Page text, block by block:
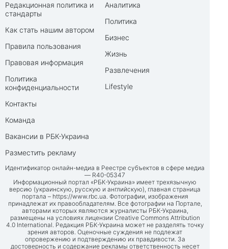
Редакционная политика и
стандарты
Как стать нашим автором
Правила пользования
Правовая информация
Политика
конфиденциальности
Контакты
Команда
Вакансии в РБК-Украина
Разместить рекламу
Аналитика
Политика
Бизнес
Жизнь
Развлечения
Lifestyle
Идентификатор онлайн-медиа в Реестре субъектов в сфере медиа
— R40-05347
Информационный портал «РБК-Украина» имеет трехязычную
версию (украинскую, русскую и английскую), главная страница
портала – https://www.rbc.ua. Фотографии, изображения
принадлежат их правообладателям. Все фотографии на Портале,
авторами которых являются журналисты РБК-Украина,
размещены на условиях лицензии Creative Commons Attribution
4.0 International. Редакция РБК-Украина может не разделять точку
зрения авторов. Оценочные суждения не подлежат
опровержению и подтверждению их правдивости. За
достоверность и содержание рекламы ответственность несет